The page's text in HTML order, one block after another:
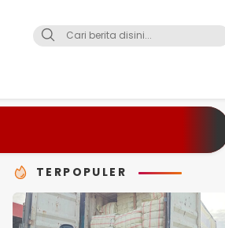
TERPOPULER